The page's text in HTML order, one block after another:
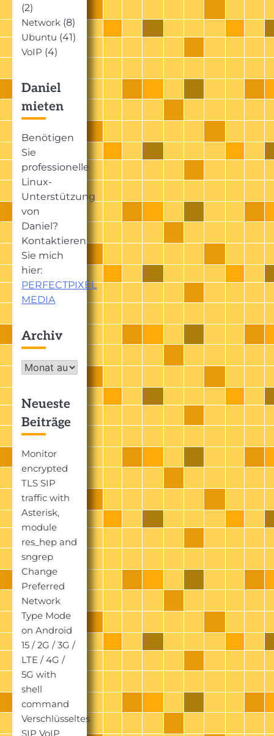
(2)
Network (8)
Ubuntu (41)
VoIP (4)
Daniel
mieten
Benötigen
Sie
professionelle
Linux-
Unterstützung
von
Daniel?
Kontaktieren
Sie mich
hier:
PERFECTPIXEL
MEDIA
Archiv
Archiv
Neueste
Beiträge
Monitor
encrypted
TLS SIP
traffic with
Asterisk,
module
res_hep and
sngrep
Change
Preferred
Network
Type Mode
on Android
15 / 2G / 3G /
LTE / 4G /
5G with
shell
command
Verschlüsseltes
SIP VoIP